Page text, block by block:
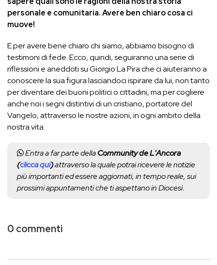
personale e comunitaria. Avere ben chiaro cosa ci
muove!
E per avere bene chiaro chi siamo, abbiamo bisogno di
testimoni di fede. Ecco, quindi, seguiranno una serie di
riflessioni e aneddoti su Giorgio La Pira che ci aiuteranno a
conoscere la sua figura lasciandoci ispirare da lui, non tanto
per diventare dei buoni politici o cittadini, ma per cogliere
anche noi i segni distintivi di un cristiano, portatore del
Vangelo, attraverso le nostre azioni, in ogni ambito della
nostra vita.
Entra a far parte dellaCommunity de L'Ancora
(clicca qui)attraverso la quale potrai ricevere le notizie
più importanti ed essere aggiornati, in tempo reale, sui
prossimi appuntamenti che ti aspettano in Diocesi.
0 commenti